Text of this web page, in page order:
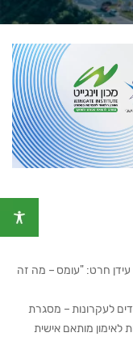
עידן חרט: "עומס – מה זה
לעקרונות – מסגרת
לאימון מותאם אישית